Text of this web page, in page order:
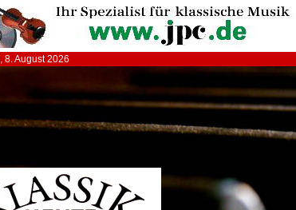
8. August 2026